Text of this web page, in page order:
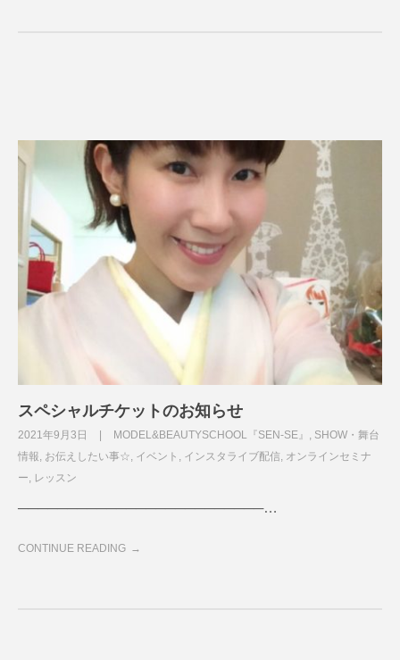
スペシャルチケットのお知らせ
2021年9月3日 MODEL&BEAUTYSCHOOL『SEN-SE』
SHOW・舞台
情報 お伝えしたい事☆ イベント インスタライブ配信 オンラインセミナ
ー
レッスン
─────────────────────────…
CONTINUE READING